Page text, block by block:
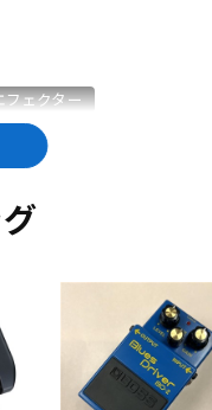
エフェクター
DTM
楽器アクセサリ
ェクター
ッチ
ェクター/電源周辺機器
・ベースアンプ
DTM
楽器アクセサリ